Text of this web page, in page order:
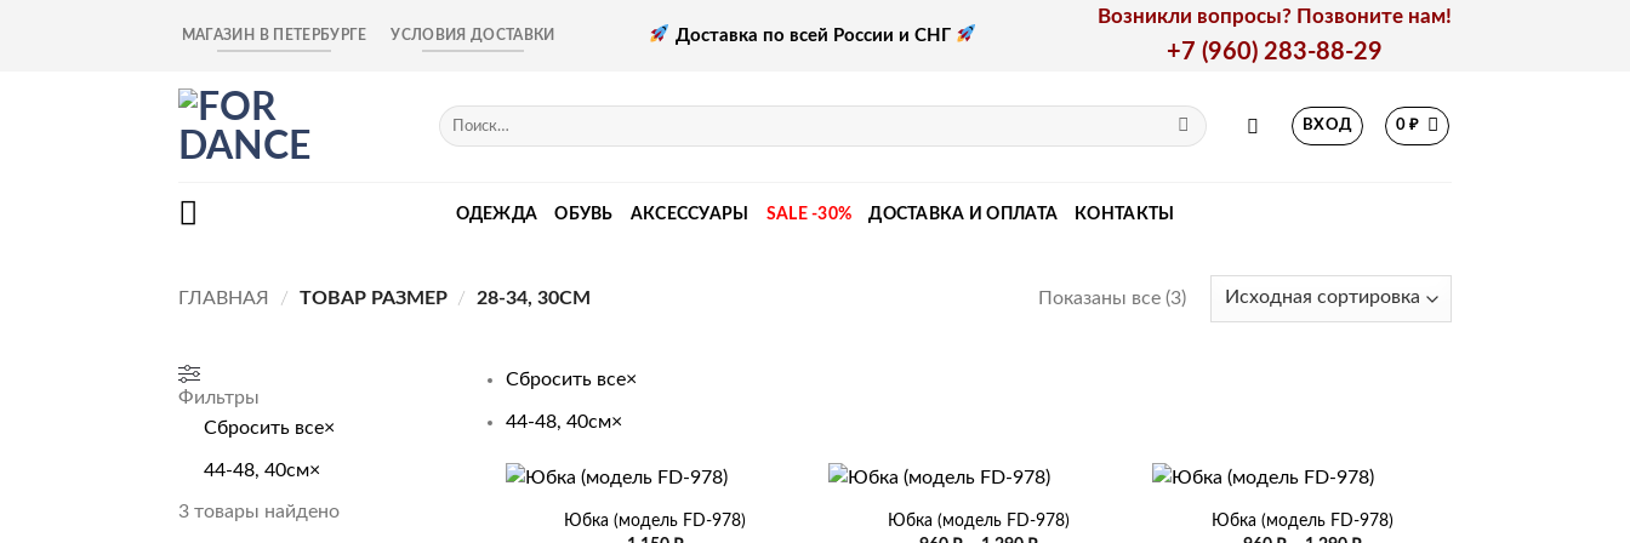
МАГАЗИН В ПЕТЕРБУРГЕ УСЛОВИЯ ДОСТАВКИ Доставка по всей России и СНГ
Возникли вопросы? Позвоните нам!
+7 (960) 283-88-29
Искать:
ВХОД 0₽
ОДЕЖДА ОБУВЬ АКСЕССУАРЫ SALE -30% ДОСТАВКА И ОПЛАТА КОНТАКТЫ
ГЛАВНАЯ / ТОВАР РАЗМЕР / 28-34, 30СМ Показаны все (3)
Фильтры
Сбросить все×
44-48, 40см×
3 товары найдено
Сбросить все×
44-48, 40см×
+
Юбка (модель FD-978)
+
Юбка (модель FD-978)
+
Юбка (модель FD-978)